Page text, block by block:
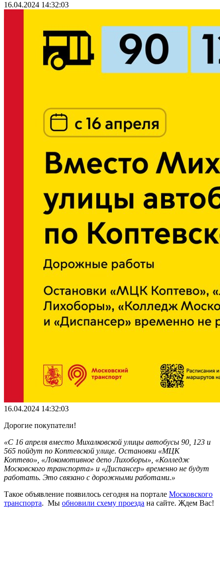
16.04.2024 14:32:03
16.04.2024 14:32:03
Дорогие покупатели!
«С 16 апреля вместо Михалковской улицы автобусы 90, 123 и
565 пойдут по Коптевской улице. Остановки «МЦК
Коптево», «Локомотивное депо Лихоборы», «Колледж
Московского транспорта» и «Диспансер» временно не будут
работать. Это связано с дорожными работами.»
Такое объявление появилось сегодня на портале Московского
транспорта. Мы обновили схему проезда на сайте. Ждем Вас!